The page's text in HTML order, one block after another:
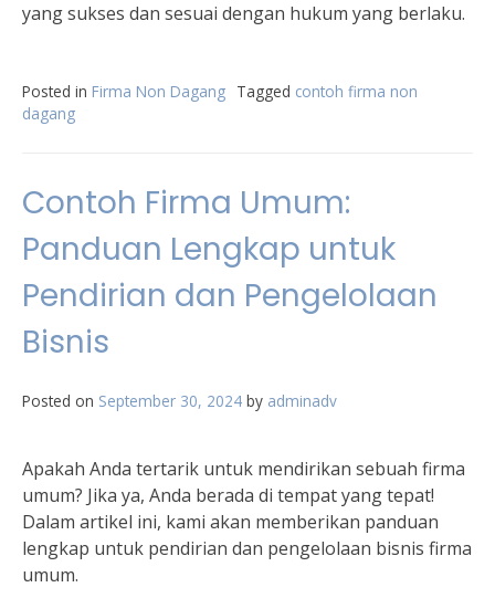
yang sukses dan sesuai dengan hukum yang berlaku.
Posted in Firma Non Dagang Tagged contoh firma non
dagang
Contoh Firma Umum:
Panduan Lengkap untuk
Pendirian dan Pengelolaan
Bisnis
Posted on September 30, 2024 by adminadv
Apakah Anda tertarik untuk mendirikan sebuah firma
umum? Jika ya, Anda berada di tempat yang tepat!
Dalam artikel ini, kami akan memberikan panduan
lengkap untuk pendirian dan pengelolaan bisnis firma
umum.